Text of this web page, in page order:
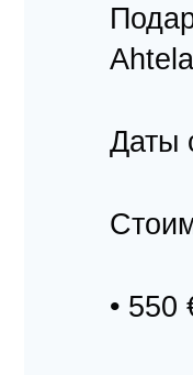
Даты
• 550